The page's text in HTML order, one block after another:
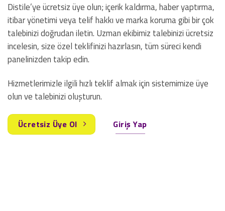
Distile’ye ücretsiz üye olun; içerik kaldırma, haber yaptırma,
itibar yönetimi veya telif hakkı ve marka koruma gibi bir çok
talebinizi doğrudan iletin. Uzman ekibimiz talebinizi ücretsiz
incelesin, size özel teklifinizi hazırlasın, tüm süreci kendi
panelinizden takip edin.
Hizmetlerimizle ilgili hızlı teklif almak için sistemimize üye
olun ve talebinizi oluşturun.
Ücretsiz Üye Ol Giriş Yap